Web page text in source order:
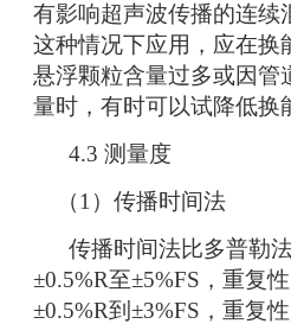
有影响超声波传播的连续
这种情况下应用，应在换
悬浮颗粒含量过多或因管
量时，有时可以试降低换
4.3 测量度
（1）传播时间法
传播时间法比多普勒法
±0.5%R至±5%FS，重复
±0.5%R到±3%FS，重复